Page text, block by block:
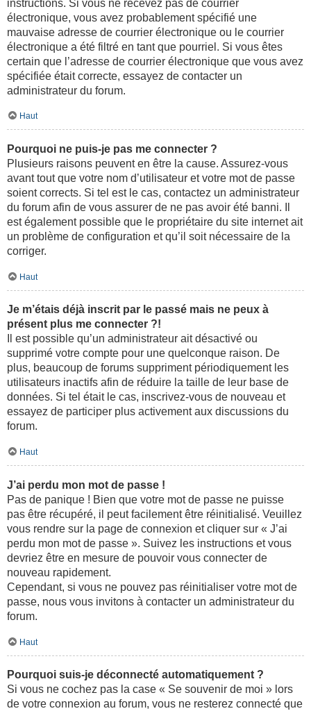
instructions. Si vous ne recevez pas de courrier
électronique, vous avez probablement spécifié une
mauvaise adresse de courrier électronique ou le courrier
électronique a été filtré en tant que pourriel. Si vous êtes
certain que l’adresse de courrier électronique que vous avez
spécifiée était correcte, essayez de contacter un
administrateur du forum.
Haut
Pourquoi ne puis-je pas me connecter ?
Plusieurs raisons peuvent en être la cause. Assurez-vous
avant tout que votre nom d’utilisateur et votre mot de passe
soient corrects. Si tel est le cas, contactez un administrateur
du forum afin de vous assurer de ne pas avoir été banni. Il
est également possible que le propriétaire du site internet ait
un problème de configuration et qu’il soit nécessaire de la
corriger.
Haut
Je m’étais déjà inscrit par le passé mais ne peux à
présent plus me connecter ?!
Il est possible qu’un administrateur ait désactivé ou
supprimé votre compte pour une quelconque raison. De
plus, beaucoup de forums suppriment périodiquement les
utilisateurs inactifs afin de réduire la taille de leur base de
données. Si tel était le cas, inscrivez-vous de nouveau et
essayez de participer plus activement aux discussions du
forum.
Haut
J’ai perdu mon mot de passe !
Pas de panique ! Bien que votre mot de passe ne puisse
pas être récupéré, il peut facilement être réinitialisé. Veuillez
vous rendre sur la page de connexion et cliquer sur « J’ai
perdu mon mot de passe ». Suivez les instructions et vous
devriez être en mesure de pouvoir vous connecter de
nouveau rapidement.
Cependant, si vous ne pouvez pas réinitialiser votre mot de
passe, nous vous invitons à contacter un administrateur du
forum.
Haut
Pourquoi suis-je déconnecté automatiquement ?
Si vous ne cochez pas la case « Se souvenir de moi » lors
de votre connexion au forum, vous ne resterez connecté que